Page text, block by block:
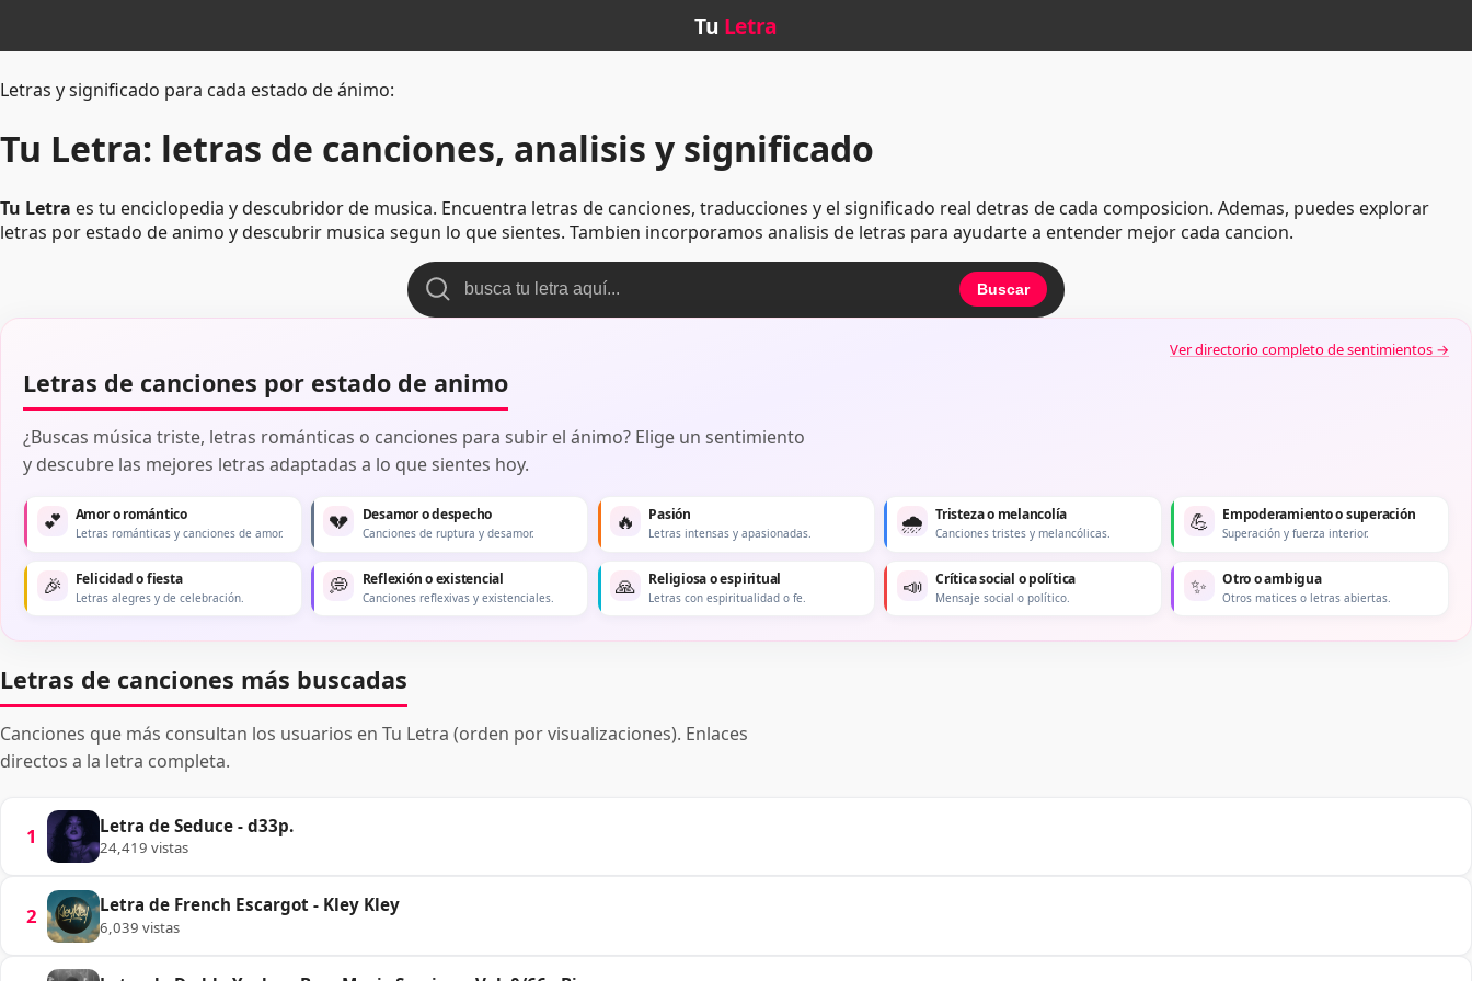
Tu Letra
Letras y significado para cada estado de ánimo:
Tu Letra: letras de canciones, analisis y significado
Tu Letra es tu enciclopedia y descubridor de musica. Encuentra letras de canciones, traducciones y el significado real detras de cada composicion. Ademas, puedes explorar
letras por estado de animo y descubrir musica segun lo que sientes. Tambien incorporamos analisis de letras para ayudarte a entender mejor cada cancion.
Buscar
Ver directorio completo de sentimientos →
Letras de canciones por estado de animo
¿Buscas música triste, letras románticas o canciones para subir el ánimo? Elige un sentimiento
y descubre las mejores letras adaptadas a lo que sientes hoy.
💕 Amor o romántico
Letras románticas y canciones de amor. 💔 Desamor o despecho
Canciones de ruptura y desamor. 🔥 Pasión
Letras intensas y apasionadas. 🌧️ Tristeza o melancolía
Canciones tristes y melancólicas. 💪 Empoderamiento o superación
Superación y fuerza interior.
🎉 Felicidad o fiesta
Letras alegres y de celebración. 💭 Reflexión o existencial
Canciones reflexivas y existenciales. 🙏 Religiosa o espiritual
Letras con espiritualidad o fe. 📣 Crítica social o política
Mensaje social o político. ✨ Otro o ambigua
Otros matices o letras abiertas.
Letras de canciones más buscadas
Canciones que más consultan los usuarios en Tu Letra (orden por visualizaciones). Enlaces
directos a la letra completa.
1 Letra de Seduce - d33p.
24,419 vistas
2 Letra de French Escargot - Kley Kley
6,039 vistas